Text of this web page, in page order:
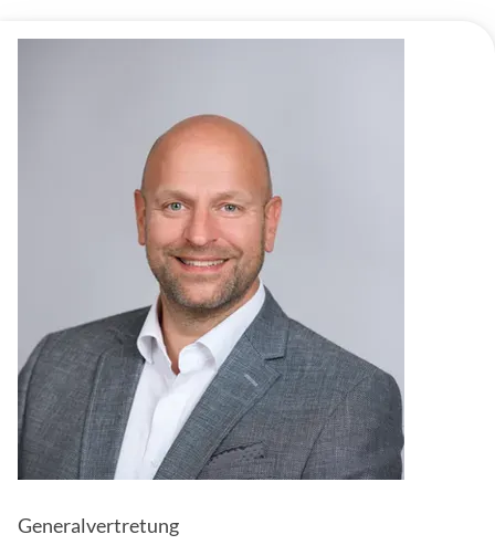
Generalvertretung